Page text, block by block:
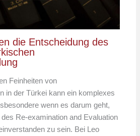
die Entscheidung des
Feinheiten von
in der Türkei kann ein komplexes
wenn es darum geht,
Re-examination and Evaluation
zu sein. Bei Leo